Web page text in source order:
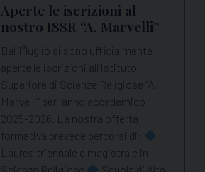
Aperte le iscrizioni al
nostro ISSR “A. Marvelli”
Dal 1°luglio si sono ufficialmente
aperte le iscrizioni all’Istituto
Superiore di Scienze Religiose “A.
Marvelli” per l’anno accademico
2025-2026. La nostra offerta
formativa prevede percorsi di:
Laurea triennale e magistrale in